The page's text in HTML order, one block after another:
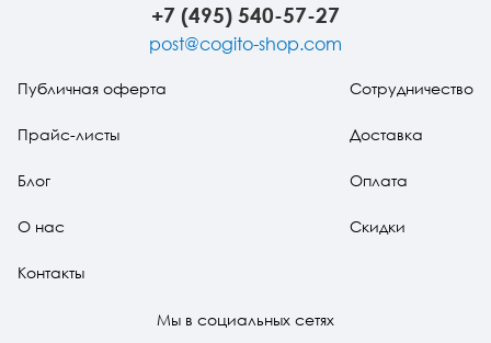
+7 (495) 540-57-27
post@cogito-shop.com
Публичная оферта
Прайс-листы
Блог
О нас
Контакты
Сотрудничество
Доставка
Оплата
Скидки
Мы в социальных сетях